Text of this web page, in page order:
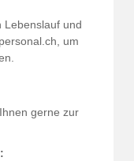
Lebenslauf und
um
gerne zur